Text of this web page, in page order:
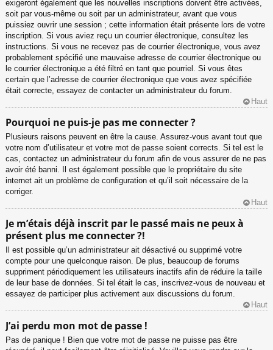
exigeront également que les nouvelles inscriptions doivent être activées,
soit par vous-même ou soit par un administrateur, avant que vous
puissiez ouvrir une session ; cette information était présente lors de votre
inscription. Si vous aviez reçu un courrier électronique, consultez les
instructions. Si vous ne recevez pas de courrier électronique, vous avez
probablement spécifié une mauvaise adresse de courrier électronique ou
le courrier électronique a été filtré en tant que pourriel. Si vous êtes
certain que l’adresse de courrier électronique que vous avez spécifiée
était correcte, essayez de contacter un administrateur du forum.
Haut
Pourquoi ne puis-je pas me connecter ?
Plusieurs raisons peuvent en être la cause. Assurez-vous avant tout que
votre nom d’utilisateur et votre mot de passe soient corrects. Si tel est le
cas, contactez un administrateur du forum afin de vous assurer de ne pas
avoir été banni. Il est également possible que le propriétaire du site
internet ait un problème de configuration et qu’il soit nécessaire de la
corriger.
Haut
Je m’étais déjà inscrit par le passé mais ne peux à
présent plus me connecter ?!
Il est possible qu’un administrateur ait désactivé ou supprimé votre
compte pour une quelconque raison. De plus, beaucoup de forums
suppriment périodiquement les utilisateurs inactifs afin de réduire la taille
de leur base de données. Si tel était le cas, inscrivez-vous de nouveau et
essayez de participer plus activement aux discussions du forum.
Haut
J’ai perdu mon mot de passe !
Pas de panique ! Bien que votre mot de passe ne puisse pas être